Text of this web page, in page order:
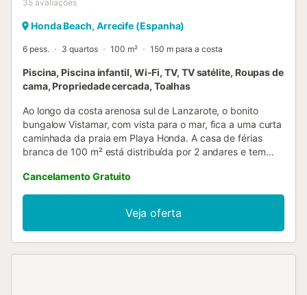
35 avaliações
Honda Beach, Arrecife (Espanha)
6 pess. 3 quartos 100 m² 150 m para a costa
Piscina, Piscina infantil, Wi-Fi, TV, TV satélite, Roupas de
cama, Propriedade cercada, Toalhas
Ao longo da costa arenosa sul de Lanzarote, o bonito
bungalow Vistamar, com vista para o mar, fica a uma curta
caminhada da praia em Playa Honda. A casa de férias
branca de 100 m² está distribuída por 2 andares e tem
equipada com máquina de lavar loiça, 3 quartos, 2 casas
de banho e pode acomodar 6 pessoas. Outras
comodidades incluem Wi-Fi (adequado para
videochamadas), SAT-TV e máquina de lavar roupa. A
acomodação amiga das crianças fornece um berço e uma
Cancelamento Gratuito
Veja oferta